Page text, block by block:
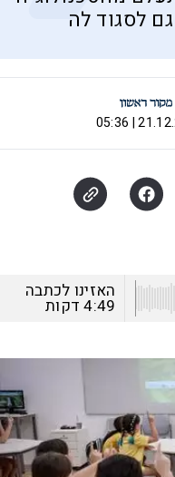
לסגוד לה
האזינו לכתבה
4:49דקות